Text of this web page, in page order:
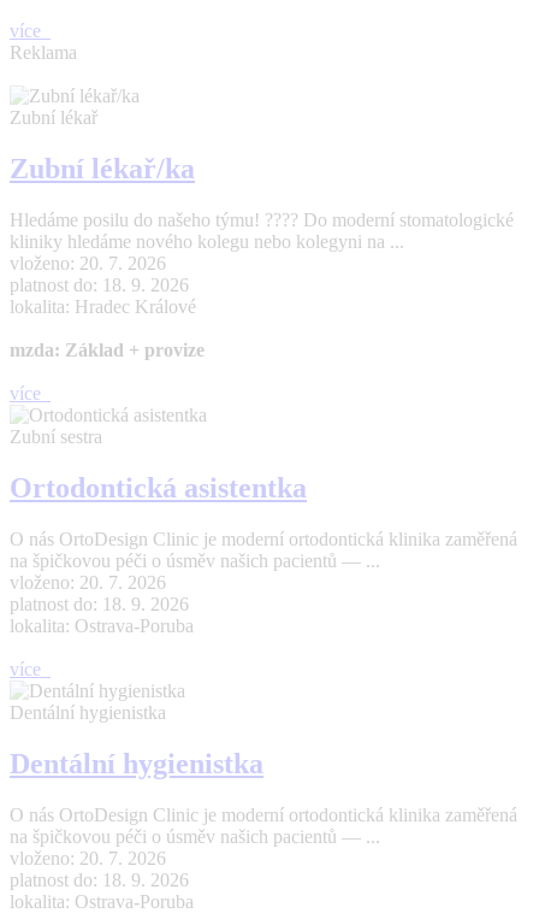
více
Reklama
Zubní lékař
Zubní lékař/ka
Hledáme posilu do našeho týmu! ???? Do moderní stomatologické
kliniky hledáme nového kolegu nebo kolegyni na ...
vloženo: 20. 7. 2026
platnost do: 18. 9. 2026
lokalita: Hradec Králové
mzda: Základ + provize
více
Zubní sestra
Ortodontická asistentka
O nás OrtoDesign Clinic je moderní ortodontická klinika zaměřená
na špičkovou péči o úsměv našich pacientů — ...
vloženo: 20. 7. 2026
platnost do: 18. 9. 2026
lokalita: Ostrava-Poruba
více
Dentální hygienistka
Dentální hygienistka
O nás OrtoDesign Clinic je moderní ortodontická klinika zaměřená
na špičkovou péči o úsměv našich pacientů — ...
vloženo: 20. 7. 2026
platnost do: 18. 9. 2026
lokalita: Ostrava-Poruba